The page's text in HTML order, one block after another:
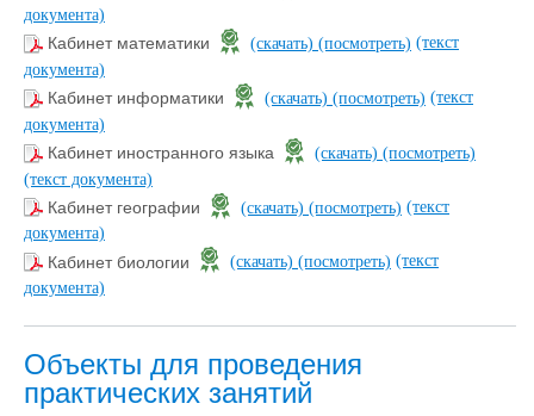
документа)
Кабинет математики (скачать) (посмотреть) (текст
документа)
Кабинет информатики (скачать) (посмотреть) (текст
документа)
Кабинет иностранного языка (скачать) (посмотреть)
(текст документа)
Кабинет географии (скачать) (посмотреть) (текст
документа)
Кабинет биологии (скачать) (посмотреть) (текст
документа)
Объекты для проведения
практических занятий